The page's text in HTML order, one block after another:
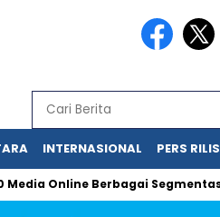
INTERNASIONAL PERS RILIS
Online Berbagai Segmentasi